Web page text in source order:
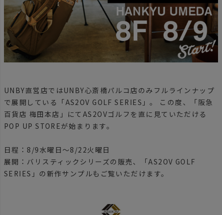
UNBY直営店ではUNBY心斎橋パルコ店のみフルラインナップ
で展開している「AS2OV GOLF SERIES」。 この度、「阪急
百貨店 梅田本店」にてAS2OVゴルフを直に見ていただける
POP UP STOREが始まります。
日程：8/9水曜日〜8/22火曜日
展開：バリスティックシリーズの販売、「AS2OV GOLF
SERIES」の新作サンプルもご覧いただけます。